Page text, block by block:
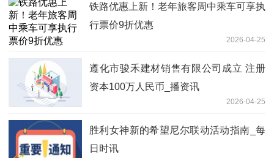
铁路优惠上新！老年旅客周中乘车可享执
行票价9折优惠
2026-04-25
遵化市骏禾建材销售有限公司成立 注册
资本100万人民币_播资讯
2026-04-25
胜利女神新的希望尼尔联动活动指南_每
日时讯